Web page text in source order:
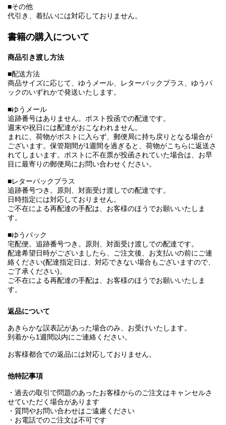
■その他
代引き、着払いには対応しておりません。
書籍の購入について
商品引き渡し方法
■配送方法
商品サイズに応じて、ゆうメール、レターパックプラス、ゆうパ
ックのいずれかで発送いたします。
■ゆうメール
追跡番号はありません。ポスト投函での配達です。
週末や祝日には配達がおこなわれません。
まれに、荷物がポストに入らず、郵便局に持ち戻りとなる場合が
ございます。保管期間が1週間を過ぎると、荷物がこちらに返送さ
れてしまいます。ポストに不在票が投函されていた場合は、お早
目に最寄りの郵便局にお問い合わせください。
■レターパックプラス
追跡番号つき。原則、対面受け渡しでの配達です。
日時指定には対応しておりません。
ご不在による再配達の手配は、お客様のほうでお願いいたしま
す。
■ゆうパック
宅配便。追跡番号つき。原則、対面受け渡しでの配達です。
配達希望日時がございましたら、ご注文後、お支払いの前にご連
絡ください(配達指定日は、対応できない場合もございますので、
ご了承ください)。
ご不在による再配達の手配は、お客様のほうでお願いいたしま
す。
返品について
あきらかな誤表記があった場合のみ、お受けいたします。
到着から1週間以内にご連絡ください。
お客様都合での返品には対応しておりません。
他特記事項
・過去の取引で問題のあったお客様からのご注文はキャンセルさ
せていただく場合があります
・質問やお問い合わせはご遠慮ください
・お電話でのご注文は不可です